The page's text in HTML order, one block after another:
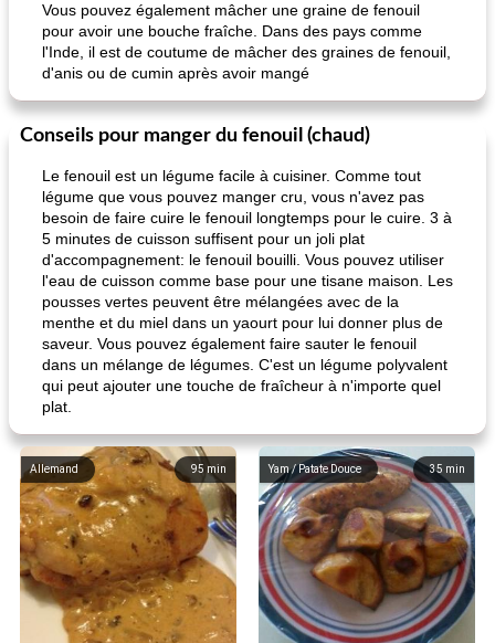
Vous pouvez également mâcher une graine de fenouil
pour avoir une bouche fraîche. Dans des pays comme
l'Inde, il est de coutume de mâcher des graines de fenouil,
d'anis ou de cumin après avoir mangé
Conseils pour manger du fenouil (chaud)
Le fenouil est un légume facile à cuisiner. Comme tout
légume que vous pouvez manger cru, vous n'avez pas
besoin de faire cuire le fenouil longtemps pour le cuire. 3 à
5 minutes de cuisson suffisent pour un joli plat
d'accompagnement: le fenouil bouilli. Vous pouvez utiliser
l'eau de cuisson comme base pour une tisane maison. Les
pousses vertes peuvent être mélangées avec de la
menthe et du miel dans un yaourt pour lui donner plus de
saveur. Vous pouvez également faire sauter le fenouil
dans un mélange de légumes. C'est un légume polyvalent
qui peut ajouter une touche de fraîcheur à n'importe quel
plat.
95 min
Allemand 35 min
Yam / Patate Douce